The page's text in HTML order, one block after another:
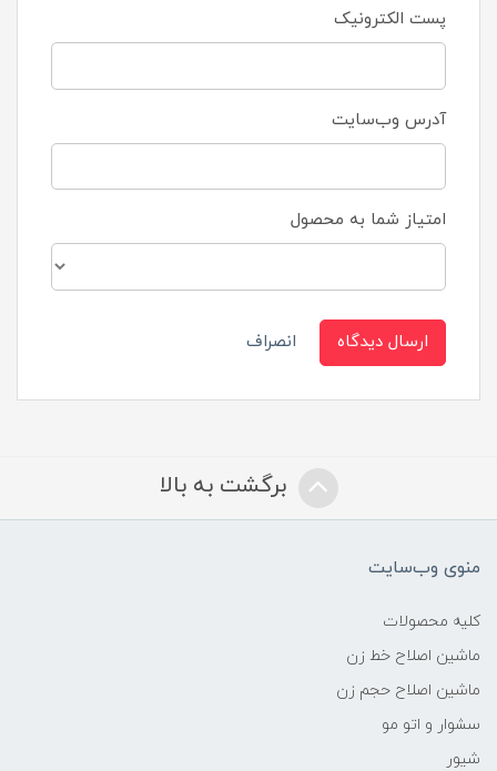
پست الکترونیک
آدرس وب‌سایت
امتیاز شما به محصول
ارسال دیدگاه انصراف
برگشت به بالا
منوی وب‌سایت
کلیه محصولات
ماشین اصلاح خط زن
ماشین اصلاح حجم زن
سشوار و اتو مو
شیور